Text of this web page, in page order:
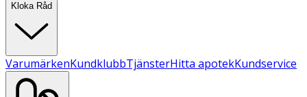
Kloka Råd
VarumärkenKundklubbTjänsterHitta apotekKundservice